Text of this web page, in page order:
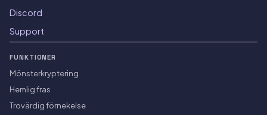
Discord
Support
FUNKTIONER
Mönsterkryptering
Hemlig fras
Trovärdig förnekelse